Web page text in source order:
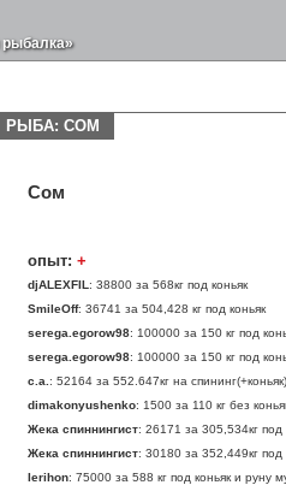
рыбалка»
РЫБА: СОМ
Сом
опыт: +
djALEXFIL : 38800 за 568кг под коньяк
SmileOff: 36741 за 504,428 кг под коньяк
serega.egorow98: 100000 за 150 кг под
serega.egorow98: 100000 за 150 кг под
с.а. : 52164 за 552.647кг на спининг(+коньяк)
dimakonyushenko: 1500 за 110 кг без
Жека спиннингист: 26171 за 305,534кг под
Жека спиннингист: 30180 за 352,449кг под
Ierihon: 75000 за 588 кг под коньяк и руну